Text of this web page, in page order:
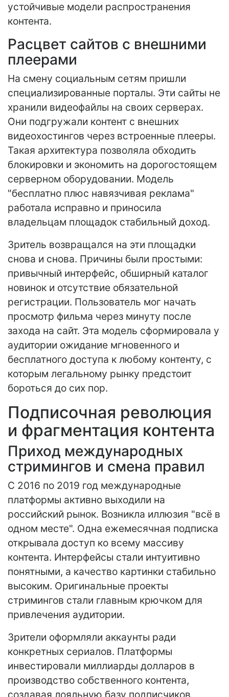
устойчивые модели распространения
контента.
Расцвет сайтов с внешними
плеерами
На смену социальным сетям пришли
специализированные порталы. Эти сайты не
хранили видеофайлы на своих серверах.
Они подгружали контент с внешних
видеохостингов через встроенные плееры.
Такая архитектура позволяла обходить
блокировки и экономить на дорогостоящем
серверном оборудовании. Модель
"бесплатно плюс навязчивая реклама"
работала исправно и приносила
владельцам площадок стабильный доход.
Зритель возвращался на эти площадки
снова и снова. Причины были простыми:
привычный интерфейс, обширный каталог
новинок и отсутствие обязательной
регистрации. Пользователь мог начать
просмотр фильма через минуту после
захода на сайт. Эта модель сформировала у
аудитории ожидание мгновенного и
бесплатного доступа к любому контенту, с
которым легальному рынку предстоит
бороться до сих пор.
Подписочная революция
и фрагментация контента
Приход международных
стримингов и смена правил
С 2016 по 2019 год международные
платформы активно выходили на
российский рынок. Возникла иллюзия "всё в
одном месте". Одна ежемесячная подписка
открывала доступ ко всему массиву
контента. Интерфейсы стали интуитивно
понятными, а качество картинки стабильно
высоким. Оригинальные проекты
стримингов стали главным крючком для
привлечения аудитории.
Зрители оформляли аккаунты ради
конкретных сериалов. Платформы
инвестировали миллиарды долларов в
производство собственного контента,
создавая лояльную базу подписчиков.